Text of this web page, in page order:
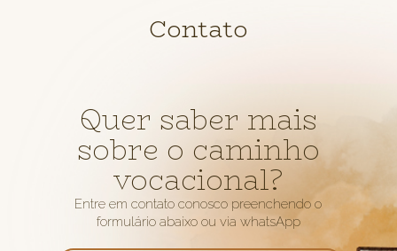
Contato
Quer saber mais
sobre o caminho
vocacional?
Entre em contato conosco preenchendo o
formulário abaixo ou via whatsApp